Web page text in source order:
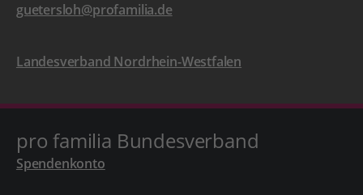
guetersloh@profamilia.de
Landesverband Nordrhein-Westfalen
pro familia Bundesverband
Spendenkonto